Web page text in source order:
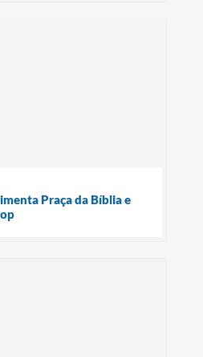
Praça da Bíblia e